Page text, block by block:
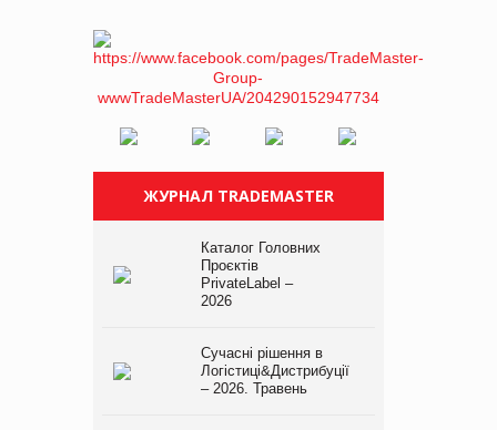
ЖУРНАЛ TRADEMASTER
Каталог Головних
Проєктів
PrivateLabel –
2026
Сучасні рішення в
Логістиці&Дистрибуції
– 2026. Травень